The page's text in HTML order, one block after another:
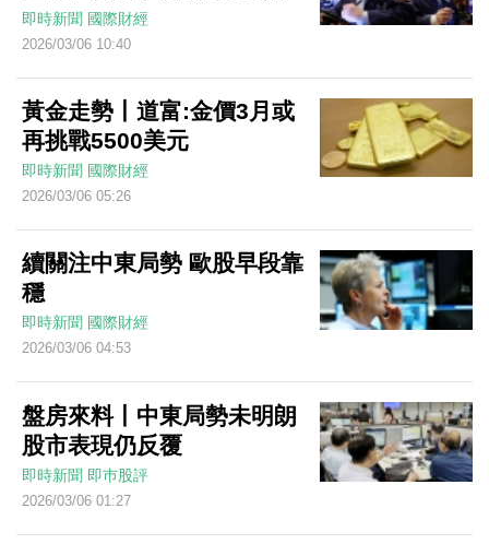
即時新聞 國際財經
2026/03/06 10:40
黃金走勢丨道富:金價3月或
再挑戰5500美元
即時新聞 國際財經
2026/03/06 05:26
續關注中東局勢 歐股早段靠
穩
即時新聞 國際財經
2026/03/06 04:53
盤房來料丨中東局勢未明朗
股市表現仍反覆
即時新聞 即巿股評
2026/03/06 01:27